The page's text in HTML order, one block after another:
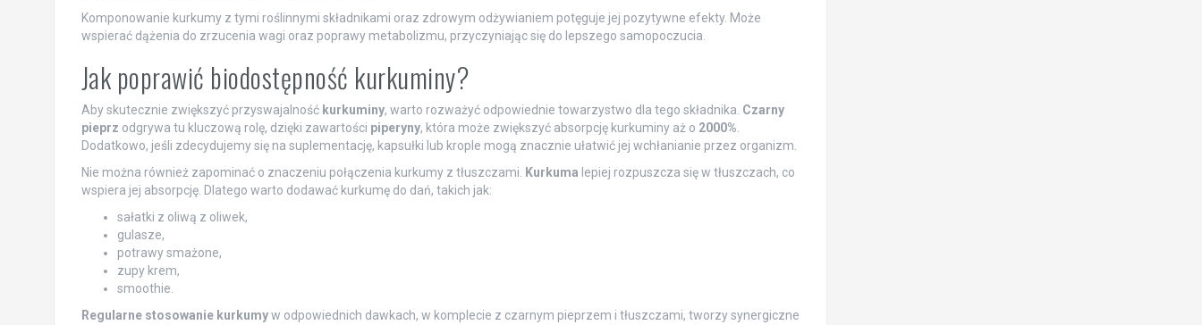
Komponowanie kurkumy z tymi roślinnymi składnikami oraz zdrowym odżywianiem potęguje jej pozytywne efekty. Może
wspierać dążenia do zrzucenia wagi oraz poprawy metabolizmu, przyczyniając się do lepszego samopoczucia.
Jak poprawić biodostępność kurkuminy?
Aby skutecznie zwiększyć przyswajalność kurkuminy, warto rozważyć odpowiednie towarzystwo dla tego składnika. Czarny
pieprz odgrywa tu kluczową rolę, dzięki zawartości piperyny, która może zwiększyć absorpcję kurkuminy aż o 2000%.
Dodatkowo, jeśli zdecydujemy się na suplementację, kapsułki lub krople mogą znacznie ułatwić jej wchłanianie przez organizm.
Nie można również zapominać o znaczeniu połączenia kurkumy z tłuszczami. Kurkuma lepiej rozpuszcza się w tłuszczach, co
wspiera jej absorpcję. Dlatego warto dodawać kurkumę do dań, takich jak:
sałatki z oliwą z oliwek,
gulasze,
potrawy smażone,
zupy krem,
smoothie.
Regularne stosowanie kurkumyw odpowiednich dawkach, w komplecie z czarnym pieprzem i tłuszczami, tworzy synergiczne